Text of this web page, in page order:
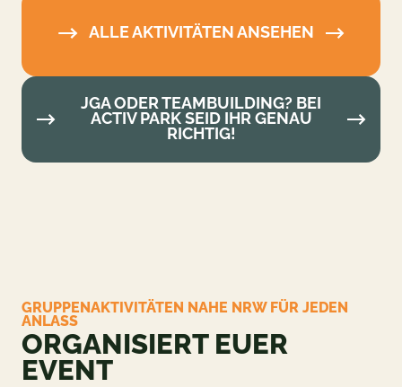
ALLE AKTIVITÄTEN ANSEHEN
JGA ODER TEAMBUILDING? BEI
ACTIV PARK SEID IHR GENAU
RICHTIG!
GRUPPENAKTIVITÄTEN NAHE NRW FÜR JEDEN
ANLASS
ORGANISIERT EUER
EVENT